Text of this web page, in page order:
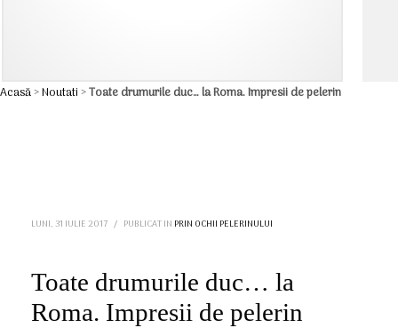
Acasă>Noutati>Toate drumurile duc… la Roma. Impresii de pelerin
LUNI, 31 IULIE 2017 / PUBLICAT IN PRIN OCHII PELERINULUI
Toate drumurile duc… la
Roma. Impresii de pelerin